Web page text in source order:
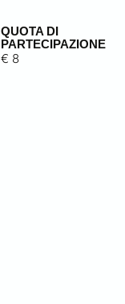
QUOTA DI
PARTECIPAZIONE
€ 8